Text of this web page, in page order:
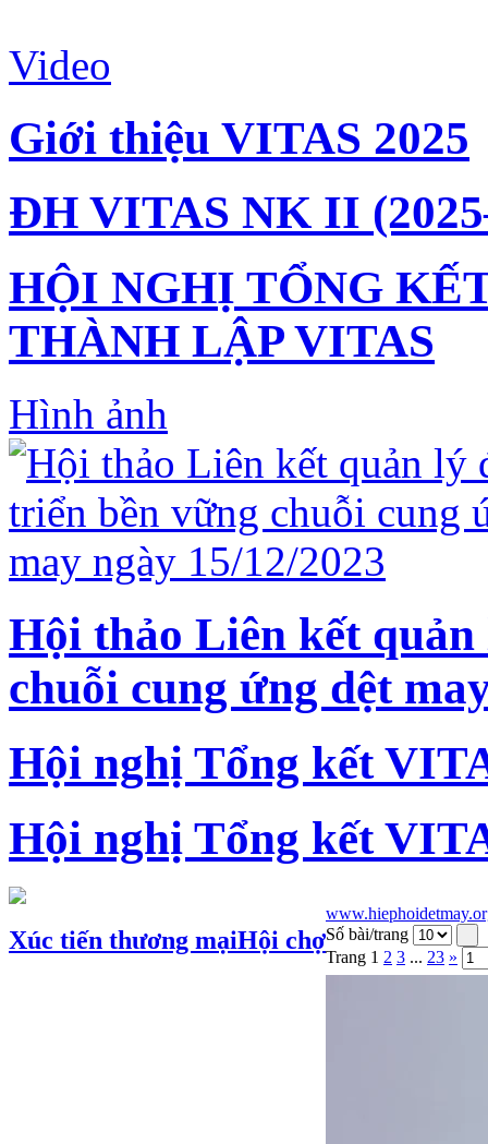
Video
Giới thiệu VITAS 2025
ĐH VITAS NK II
HỘI NGHỊ TỔNG
THÀNH LẬP VITAS
Hình ảnh
Hội thảo Liên kết
chuỗi cung ứng dệt
Hội nghị Tổng kết
Hội nghị Tổng kết
Xúc tiến thương mạiHội chợSố bài/trang
Trang 1 2 3 ... 23 »